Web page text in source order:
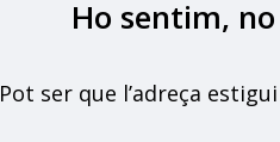
Ho sentim,
Pot ser que l’adreça